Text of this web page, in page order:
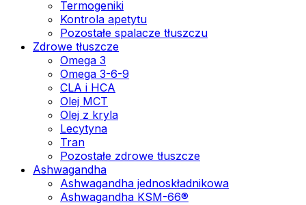
Termogeniki
Kontrola apetytu
Pozostałe spalacze tłuszczu
Zdrowe tłuszcze
Omega 3
Omega 3-6-9
CLA i HCA
Olej MCT
Olej z kryla
Lecytyna
Tran
Pozostałe zdrowe tłuszcze
Ashwagandha
Ashwagandha jednoskładnikowa
Ashwagandha KSM-66®